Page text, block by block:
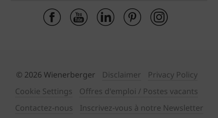
© 2026 Wienerberger Disclaimer
Privacy Policy
Cookie Settings
Offres d'emploi / Postes vacants
Contactez-nous
Inscrivez-vous à notre Newsletter